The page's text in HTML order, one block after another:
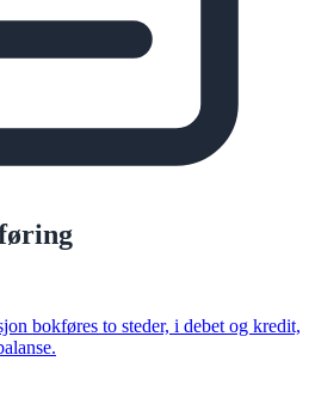
bokføres to steder, i debet og kredit,